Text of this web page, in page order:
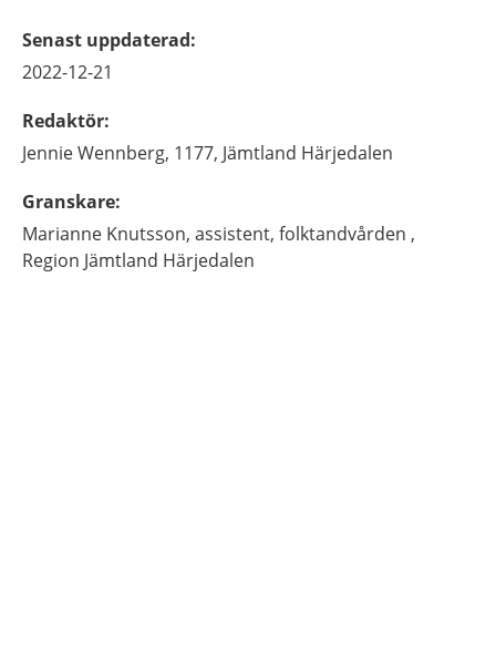
Senast uppdaterad:
2022-12-21
Redaktör:
JennieWennberg, 1177, Jämtland Härjedalen
Granskare:
Marianne Knutsson, assistent, folktandvården ,
Region Jämtland Härjedalen